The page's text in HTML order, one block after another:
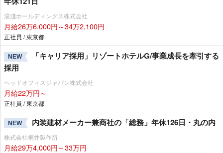
湯淺ホールディングス株式会社
月給26万6,000円～34万2,100円
正社員 / 東京都
NEW
「キャリア採用」リゾートホテルG/事業成長を牽引する
採用
ヘッドオフィスジャパン株式会社
月給22万円～
正社員 / 東京都
NEW 内装建材メーカー兼商社の「総務」年休126日・丸の内
株式会社桐井製作所
月給29万4,000円～33万円